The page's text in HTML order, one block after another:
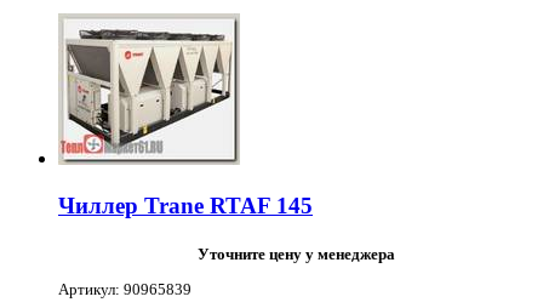
Чиллер Trane RTAF 145
Уточните цену у менеджера
Артикул: 90965839